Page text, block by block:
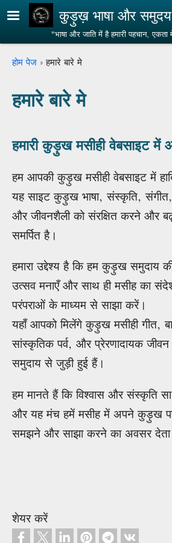
Skip to main contentकुड़ुख़ भाषा और समुदय
"भाषा और जाति में है हमारी पहचान, एकता
Breadcrumb
होम पेज हमारे बारे मे
हमारे बारे मे
हमारी कुड़ुख मसीही वेबसाइट में
हम आपकी कुड़ुख मसीही वेबसाइट में
यह साइट कुड़ुख भाषा, संस्कृति, संगीत,
और जीवनशैली को संरक्षित करने और
समर्पित है।
हमारा उद्देश्य है कि हम कुड़ुख समुदाय
उत्सव मनाएँ और साथ ही मसीह का
परंपराओं के माध्यम से साझा करें।
यहाँ आपको मिलेंगे कुड़ुख मसीही गीत,
सांस्कृतिक पर्व, और प्रेरणादायक
समुदाय से जुड़ी हुई हैं।
हम मानते हैं कि विश्वास और संस्कृति
और यह मंच हमें मसीह में अपने कुड़ुख
समझने और साझा करने का अवसर देता
शेयर करें